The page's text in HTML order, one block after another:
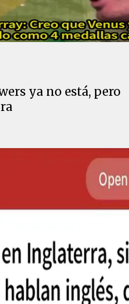
ya no está, pero